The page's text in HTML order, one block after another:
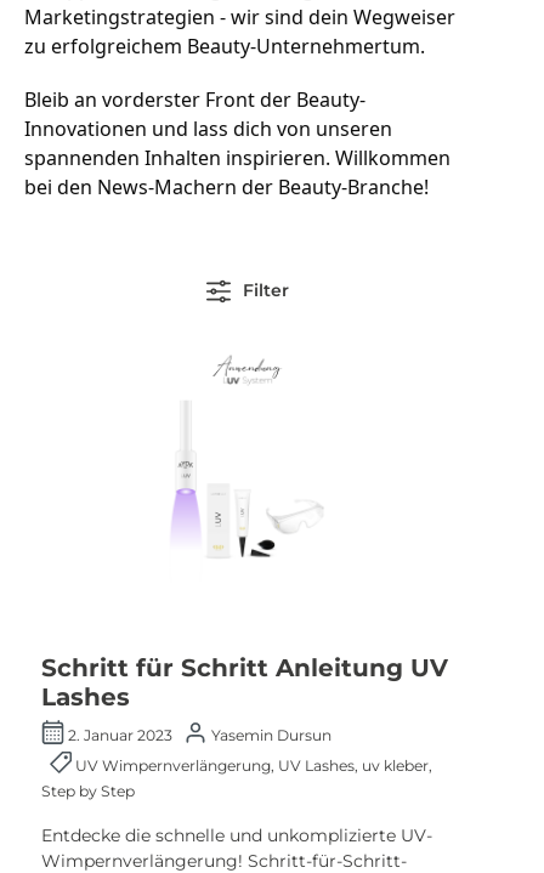
Marketingstrategien - wir sind dein Wegweiser
zu erfolgreichem Beauty-Unternehmertum.
Bleib an vorderster Front der Beauty-
Innovationen und lass dich von unseren
spannenden Inhalten inspirieren. Willkommen
bei den News-Machern der Beauty-Branche!
Filter
Schritt für Schritt Anleitung UV
Lashes
2. Januar 2023
Yasemin Dursun
UV Wimpernverlängerung, UV Lashes, uv kleber,
Step by Step
Entdecke die schnelle und unkomplizierte UV-
Wimpernverlängerung! Schritt-für-Schritt-